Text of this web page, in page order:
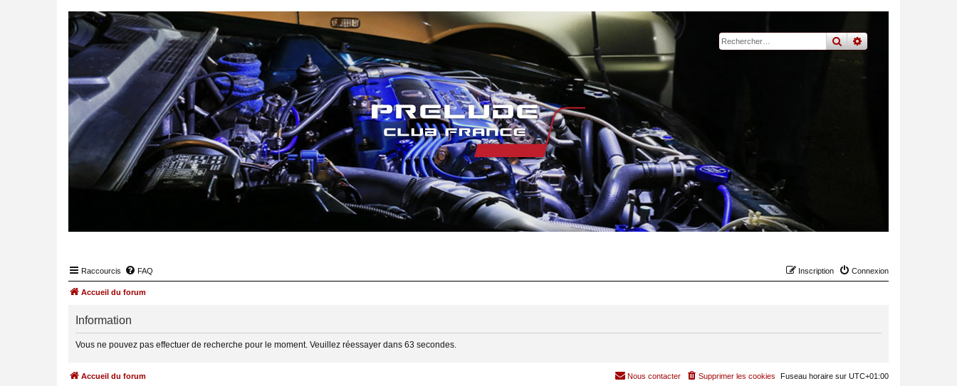
rechercher
recherche
Raccourcis FAQ Connexion
Inscription
Accueil du forum
Information
Vous ne pouvez pas effectuer de recherche pour le moment. Veuillez réessayer dans 63 secondes.
Accueil du forum Fuseau horaire sur UTC+01:00
Supprimer les cookies
Nous contacter